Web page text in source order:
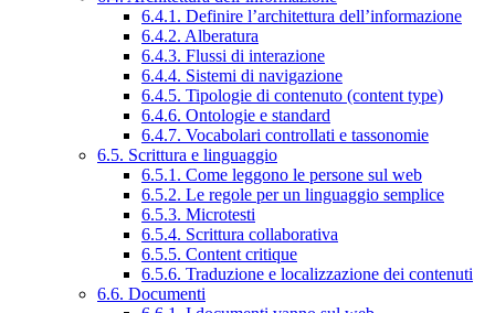
6.4.1. Definire l’architettura dell’informazione
6.4.2. Alberatura
6.4.3. Flussi di interazione
6.4.4. Sistemi di navigazione
6.4.5. Tipologie di contenuto (content type)
6.4.6. Ontologie e standard
6.4.7. Vocabolari controllati e tassonomie
6.5. Scrittura e linguaggio
6.5.1. Come leggono le persone sul web
6.5.2. Le regole per un linguaggio semplice
6.5.3. Microtesti
6.5.4. Scrittura collaborativa
6.5.5. Content critique
6.5.6. Traduzione e localizzazione dei contenuti
6.6. Documenti